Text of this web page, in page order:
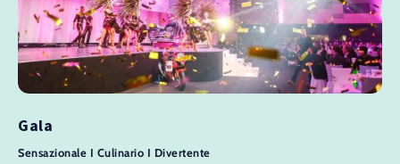
Gala
Sensazionale I Culinario I Divertente